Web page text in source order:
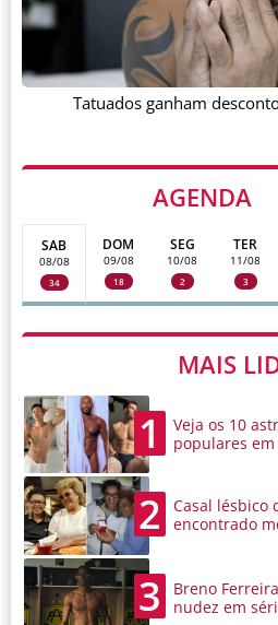
AGENDA
SAB
08/08
34
DOM
09/08
18
SEG
10/08
2
TER
11/08
3
MAIS
1
Veja os 10
populares em
2
Casal lésbico
encontrado
3
Breno
nudez em
Tatuados ganham